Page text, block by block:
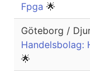
Fpga 🌟
Göteborg /
Handelsbolag:
🌟